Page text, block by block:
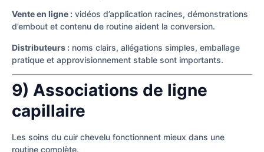
Vente en ligne : vidéos d’application racines, démonstrations
d’embout et contenu de routine aident la conversion.
Distributeurs : noms clairs, allégations simples, emballage
pratique et approvisionnement stable sont importants.
9) Associations de ligne
capillaire
Les soins du cuir chevelu fonctionnent mieux dans une
routine complète.